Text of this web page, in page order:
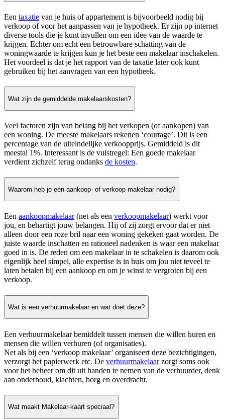
Een taxatie van je huis of appartement is bijvoorbeeld nodig bij
verkoop of voor het aanpassen van je hypotheek. Er zijn op internet
diverse tools die je kunt invullen om een idee van de waarde te
krijgen. Echter om echt een betrouwbare schatting van de
woningwaarde te krijgen kun je het beste een makelaar inschakelen.
Het voordeel is dat je het rapport van de taxatie later ook kunt
gebruiken bij het aanvragen van een hypotheek.
Wat zijn de gemiddelde makelaarskosten?
Veel factoren zijn van belang bij het verkopen (of aankopen) van
een woning. De meeste makelaars rekenen ‘courtage’. Dit is een
percentage van de uiteindelijke verkoopprijs. Gemiddeld is dit
meestal 1%. Interessant is de vuistregel: Een goede makelaar
verdient zichzelf terug ondanks de kosten.
Waarom heb je een aankoop- of verkoop makelaar nodig?
Een aankoopmakelaar(net als een verkoopmakelaar) werkt voor
jou, en behartigt jouw belangen. Hij of zij zorgt ervoor dat er niet
alleen door een roze bril naar een woning gekeken gaat worden. De
juiste waarde inschatten en rationeel nadenken is waar een makelaar
goed in is. De reden om een makelaar in te schakelen is daarom ook
eigenlijk heel simpel, alle expertise is in huis om jou niet teveel te
laten betalen bij een aankoop en om je winst te vergroten bij een
verkoop.
Wat is een verhuurmakelaar en wat doet deze?
Een verhuurmakelaar bemiddelt tussen mensen die willen huren en
mensen die willen verhuren (of organisaties).
Net als bij een ‘verkoop makelaar’ organiseert deze bezichtigingen,
verzorgt het papierwerk etc. De verhuurmakelaarzorgt soms ook
voor het beheer om dit uit handen te nemen van de verhuurder, denk
aan onderhoud, klachten, borg en overdracht.
Wat maakt Makelaar-kaart speciaal?